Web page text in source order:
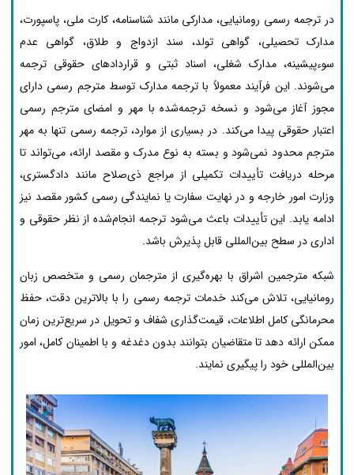
در ترجمه رسمی رومانیایی، مدارکی مانند شناسنامه، کارت ملی، پاسپورت،
مدارک تحصیلی، گواهی تولد، سند ازدواج و طلاق، گواهی عدم
سوءپیشینه، مدارک شغلی، اسناد ثبتی و قراردادهای حقوقی ترجمه
می‌شوند. این فرآیند معمولاً با ترجمه مدارک توسط مترجم رسمی دارای
مجوز آغاز می‌شود و نسخه ترجمه‌شده با مهر و امضای مترجم رسمی
اعتبار حقوقی پیدا می‌کند. در بسیاری از موارد، ترجمه رسمی تنها به مهر
مترجم محدود نمی‌شود و بسته به نوع مدرک و مقصد ارائه، می‌تواند تا
مرحله دریافت تأییدات تکمیلی از مراجع ذی‌صلاح مانند دادگستری،
وزارت امور خارجه و در نهایت سفارت یا نمایندگی رسمی کشور مقصد نیز
ادامه یابد. این تأییدات باعث می‌شود ترجمه انجام‌شده از نظر حقوقی و
اداری در سطح بین‌المللی قابل پذیرش باشد.
شبکه مترجمین اشراق با بهره‌گیری از مترجمان رسمی و متخصص زبان
رومانیایی، تلاش می‌کند خدمات ترجمه رسمی را با بالاترین دقت، حفظ
محرمانگی کامل اطلاعات، قیمت‌گذاری شفاف و تحویل در سریع‌ترین زمان
ممکن ارائه دهد تا متقاضیان بتوانند بدون دغدغه و با اطمینان کامل، امور
بین‌المللی خود را پیگیری نمایند.